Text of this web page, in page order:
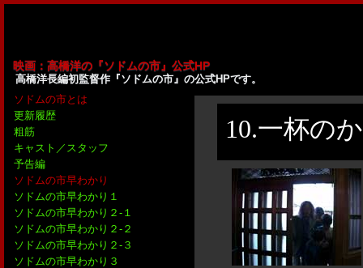
映画：高橋洋の『ソドムの市』公式HP
高橋洋長編初監督作『ソドムの市』の公式HPです。
10.一杯の
ソドムの市とは
更新履歴
粗筋
キャスト／スタッフ
予告編
ソドムの市早わかり
ソドムの市早わかり１
ソドムの市早わかり２-１
ソドムの市早わかり２-２
ソドムの市早わかり２-３
ソドムの市早わかり３